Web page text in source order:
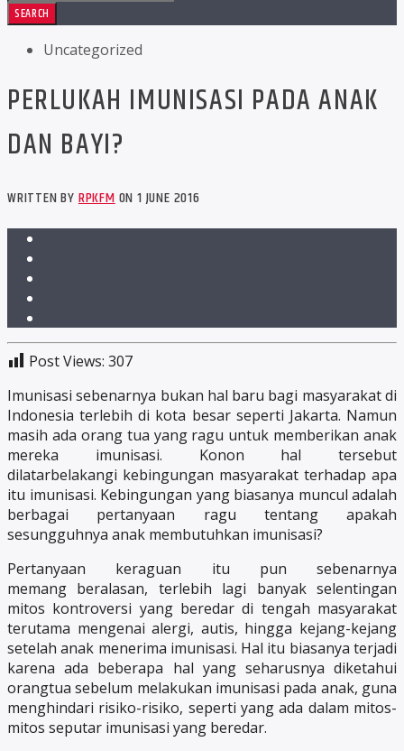
Uncategorized
PERLUKAH IMUNISASI PADA ANAK
DAN BAYI?
WRITTEN BYRPKFMON 1 JUNE 2016
Post Views: 307
Imunisasi sebenarnya bukan hal baru bagi masyarakat di
Indonesia terlebih di kota besar seperti Jakarta. Namun
masih ada orang tua yang ragu untuk memberikan anak
mereka imunisasi. Konon hal tersebut
dilatarbelakangi kebingungan masyarakat terhadap apa
itu imunisasi. Kebingungan yang biasanya muncul adalah
berbagai pertanyaan ragu tentang apakah
sesungguhnya anak membutuhkan imunisasi?
Pertanyaan keraguan itu pun sebenarnya
memang beralasan, terlebih lagi banyak selentingan
mitos kontroversi yang beredar di tengah masyarakat
terutama mengenai alergi, autis, hingga kejang-kejang
setelah anak menerima imunisasi. Hal itu biasanya terjadi
karena ada beberapa hal yang seharusnya diketahui
orangtua sebelum melakukan imunisasi pada anak, guna
menghindari risiko-risiko, seperti yang ada dalam mitos-
mitos seputar imunisasi yang beredar.